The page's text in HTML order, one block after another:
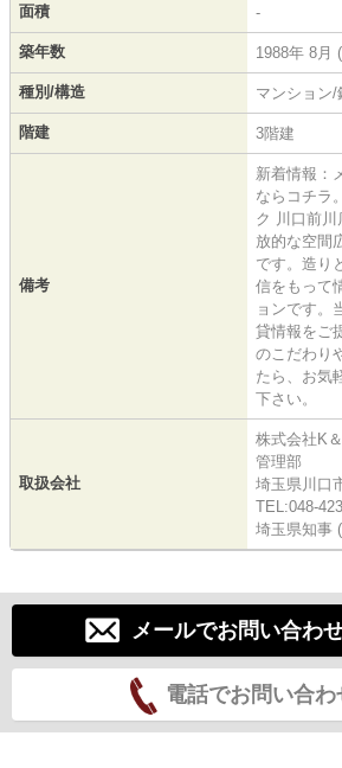
面積 -
築年数 1988年 8月
種別/構造 マンション/
階建 3階建
備考
新着情報：
ならコチラ
ク 川口前川
放的な空間
です。造り
信をもって
ョンです。
貸情報をご
のこだわり
たら、お気
下さい。
取扱会社
株式会社K
管理部
埼玉県川口
TEL:048-
埼玉県知事
メールでお問い合わ
電話でお問い合わ